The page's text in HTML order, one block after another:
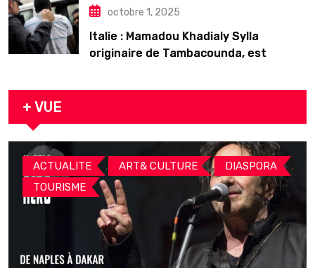
octobre 1, 2025
Italie : Mamadou Khadialy Sylla
originaire de Tambacounda, est
arrestation
+ VUE
ACTUALITE , ART& CULTURE , DIASPORA ,
TOURISME